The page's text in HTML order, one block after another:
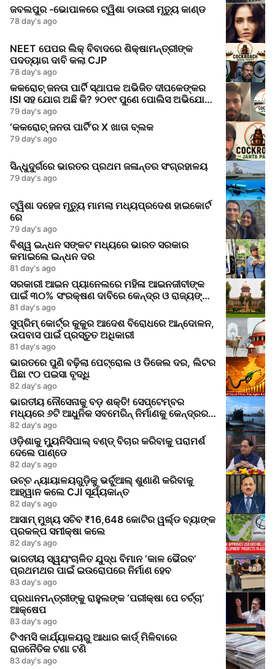
ଜବଲପୁର -ଭୋପାଳରେ ଟ୍ୱିଶା ଡାଉରୀ ମୃତ୍ୟୁ କାଣ୍ଡ
78 day's ago
NEET ପେପର ଲିକ୍‌ ବିବାଦରେ ଶିକ୍ଷାମନ୍ତ୍ରୀଙ୍କ
ପଦତ୍ୟାଗ ଦାବି କଲା CJP
78 day's ago
କକରୋଚ୍ ଜନତା ପାର୍ଟି ସ୍ଥାପକ ଅଭିଜିତ ଦୀପକେଙ୍କର
ISI ସହ ଯୋଗ ଅଛି କି? ୨୦୧୯ ପୁଣେ ପୋଲିସ ଅଭିଯୋଗ
କଣ କହୁଛି
79 day's ago
‘କକରୋଚ୍ ଜନତା ପାର୍ଟି’ର X ଖାତା ବ୍ଲକ
79 day's ago
ସିନ୍ଧୁଦୁର୍ଗରେ ଭାରତର ପ୍ରଥମ ଜଳାନ୍ତର ସଂଗ୍ରହାଳୟ
79 day's ago
ଟ୍ୱିଶା ଦହେଜ ମୃତ୍ୟୁ ମାମଲା ମଧ୍ୟପ୍ରଦେଶ ହାଇକୋର୍ଟ
ରେ
79 day's ago
ବିଶ୍ୱ ଇନ୍ଧନ ସଙ୍କଟ ମଧ୍ୟରେ ଭାରତ ସରକାର
କମାଇଲେ ଇନ୍ଧନ ଦର
81 day's ago
ସରକାରୀ ଆଇନ ପ୍ୟାନେଲରେ ମହିଳା ଆଇନଜୀବୀଙ୍କ
ପାଇଁ ୩୦% ସଂରକ୍ଷଣ ଦାବିରେ କେନ୍ଦ୍ର ଓ ରାଜ୍ୟଙ୍କୁ
ସୁପ୍ରିମକୋର୍ଟର ନୋଟିସ
81 day's ago
ସୁପ୍ରିମ୍ କୋର୍ଟ୍‌ର କୁକୁର ଆଦେଶ ବିରୋଧରେ ଆନ୍ଦୋଳନ,
ଉପବାସ ପାଇଁ ପ୍ରସ୍ତୁତ ଅଧିକାରୀ
81 day's ago
ଭାରତରେ ପୁଣି ବଢ଼ିଲା ପେଟ୍ରୋଲ ଓ ଡିଜେଲ ଦର, ଲିଟର
ପିଛା ୯୦ ପଇସା ବୃଦ୍ଧି
82 day's ago
ଭାରତୀୟ ନୌସେନାକୁ ବଡ଼ ଶକ୍ତି! ସେପ୍ଟେମ୍ବର
ମଧ୍ୟରେ ୬ଟି ଆଧୁନିକ ସବମେରିନ୍ ନିର୍ମାଣକୁ କେନ୍ଦ୍ରର
ମଞ୍ଜୁରି
82 day's ago
ଓଡ଼ିଶାକୁ ମ୍ୟୁନିସିପାଲ୍ ବଣ୍ଡ୍ ବିଚାର କରିବାକୁ ପରାମର୍ଶ
ଦେଲେ ପାଣ୍ଡେ
82 day's ago
ଉଚ୍ଚ ନ୍ୟାୟାଳୟଗୁଡ଼ିକୁ ଭର୍ଚୁଆଲ୍ ଶୁଣାଣି କରିବାକୁ
ଆହ୍ୱାନ କଲେ CJI ସୂର୍ଯ୍ୟକାନ୍ତ
82 day's ago
ଆସାମ୍ ମୁଖ୍ୟ ସଚିବ ₹16,648 କୋଟିର ୱର୍ଲ୍ଡ ବ୍ୟାଙ୍କ
ପ୍ରକଳ୍ପ ସମୀକ୍ଷା କଲେ
82 day's ago
ଭାରତୀୟ ସ୍ୱୟଂଚାଳିତ ଯୁଦ୍ଧ ବିମାନ ‘କାଳ ଭୈରବ’
ପ୍ରଥମଥର ପାଇଁ ଇଉରୋପରେ ନିର୍ମାଣ ହେବ
83 day's ago
ପ୍ରଧାନମନ୍ତ୍ରୀଙ୍କୁ ରାହୁଲଙ୍କ ‘ପରୀକ୍ଷା ପେ ଚର୍ଚ୍ଚା’
ଆକ୍ଷେପ
83 day's ago
ଟିଏମସି କାର୍ଯ୍ୟାଳୟରୁ ଆଧାର କାର୍ଡ୍ ମିଳିବାରେ
ରାଜନୈତିକ ଟଣା ଟଣି
83 day's ago